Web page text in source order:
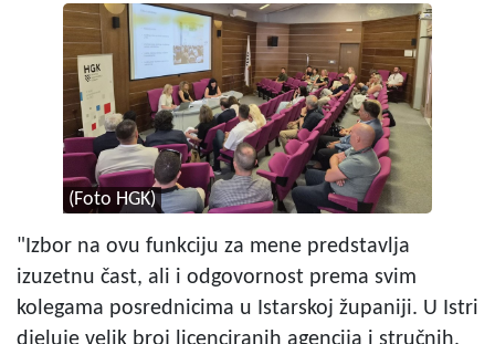
(Foto HGK)
"Izbor na ovu funkciju za mene predstavlja
izuzetnu čast, ali i odgovornost prema svim
kolegama posrednicima u Istarskoj županiji. U Istri
djeluje velik broj licenciranih agencija i stručnih,